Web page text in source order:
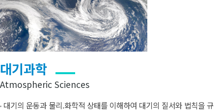
대기과학
Atmospheric Sciences
대기의 운동과 물리.화학적 상태를 이해하여 대기의 질서와 법칙을 규